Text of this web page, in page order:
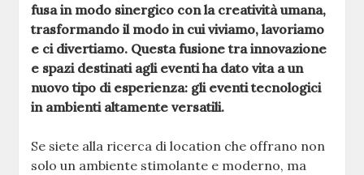
fusa in modo sinergico con la creatività umana,
trasformando il modo in cui viviamo, lavoriamo
e ci divertiamo. Questa fusione tra innovazione
e spazi destinati agli eventi ha dato vita a un
nuovo tipo di esperienza: gli eventi tecnologici
in ambienti altamente versatili.
Se siete alla ricerca di location che offrano non
solo un ambiente stimolante e moderno, ma